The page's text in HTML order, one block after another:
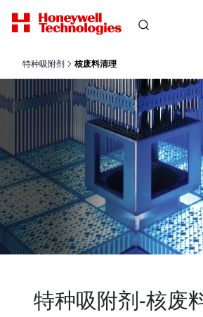
特种吸附剂 核废料清理
特种吸附剂-核废